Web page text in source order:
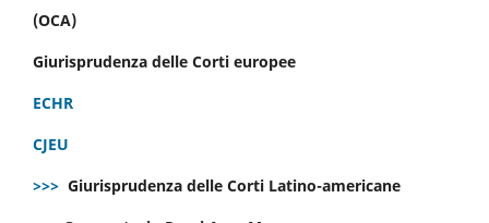
(OCA)
Giurisprudenza delle Corti europee
ECHR
CJEU
>>> Giurisprudenza delle Corti Latino-americane